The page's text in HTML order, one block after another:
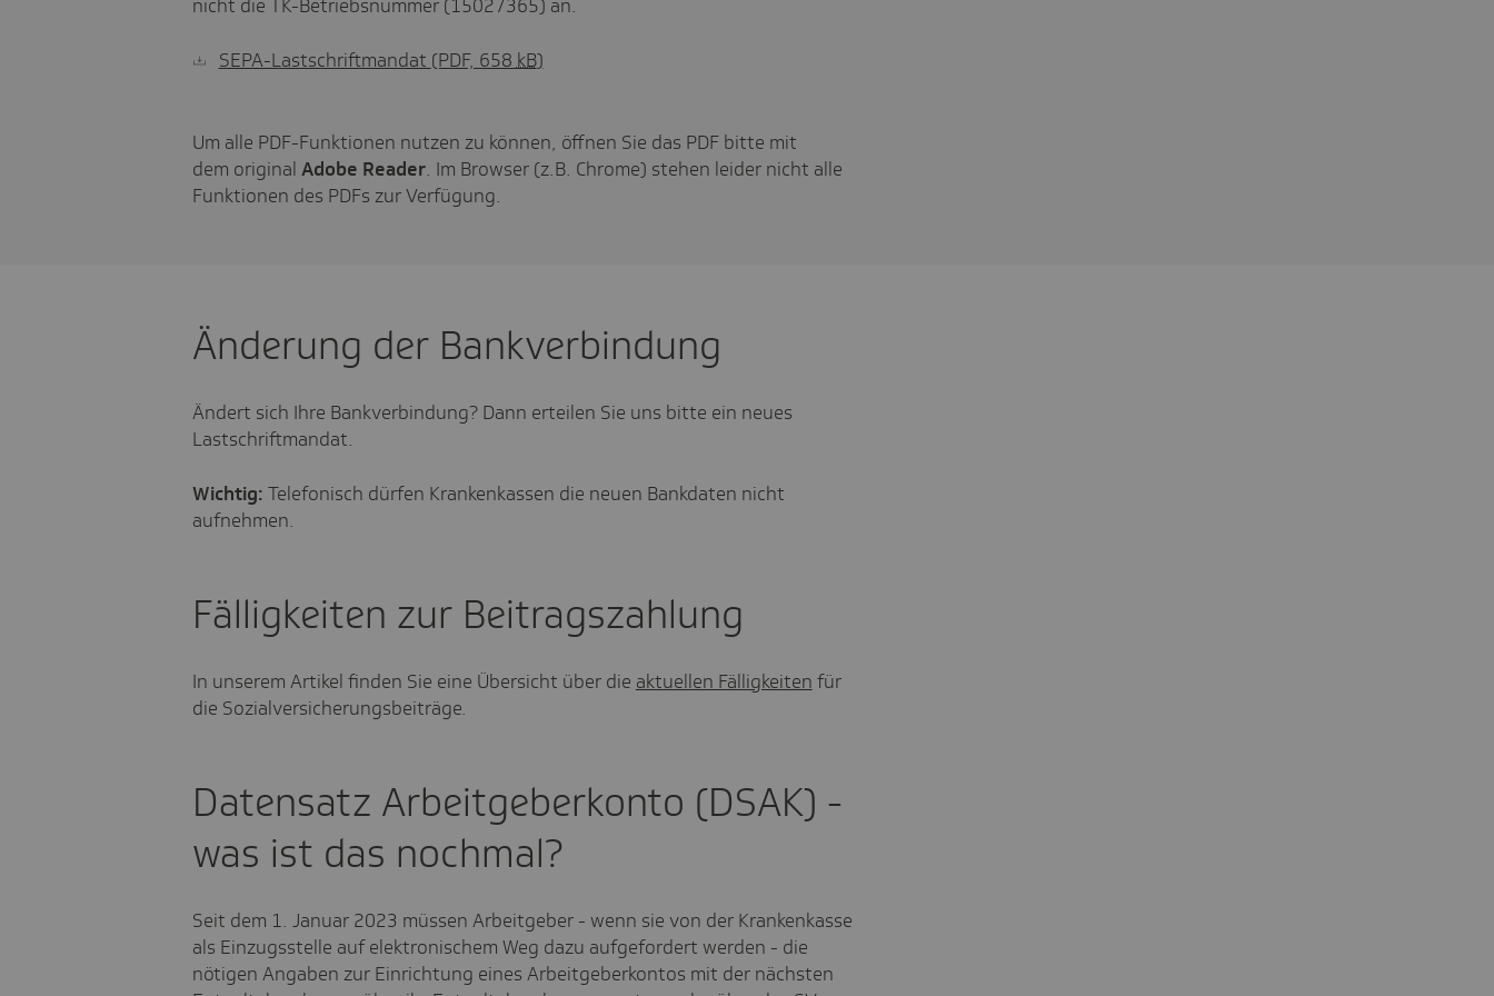
nicht die TK-Betriebsnummer (15027365) an.
SEPA-Lastschriftmandat (PDF, 658kB)
Um alle PDF-Funktionen nutzen zu können, öffnen Sie das PDF bitte mit
dem original Adobe Reader. Im Browser (z.B. Chrome) stehen leider nicht alle
Funktionen des PDFs zur Verfügung.
Änderung der Bankverbindung
Ändert sich Ihre Bankverbindung? Dann erteilen Sie uns bitte ein neues
Lastschriftmandat.
Wichtig: Telefonisch dürfen Krankenkassen die neuen Bankdaten nicht
aufnehmen.
Fälligkeiten zur Beitragszahlung
In unserem Artikel finden Sie eine Übersicht über die aktuellen Fälligkeiten für
die Sozialversicherungsbeiträge.
Datensatz Arbeitgeberkonto (DSAK) -
was ist das nochmal?
Seit dem 1. Januar 2023 müssen Arbeitgeber - wenn sie von der Krankenkasse
als Einzugsstelle auf elektronischem Weg dazu aufgefordert werden - die
nötigen Angaben zur Einrichtung eines Arbeitgeberkontos mit der nächsten